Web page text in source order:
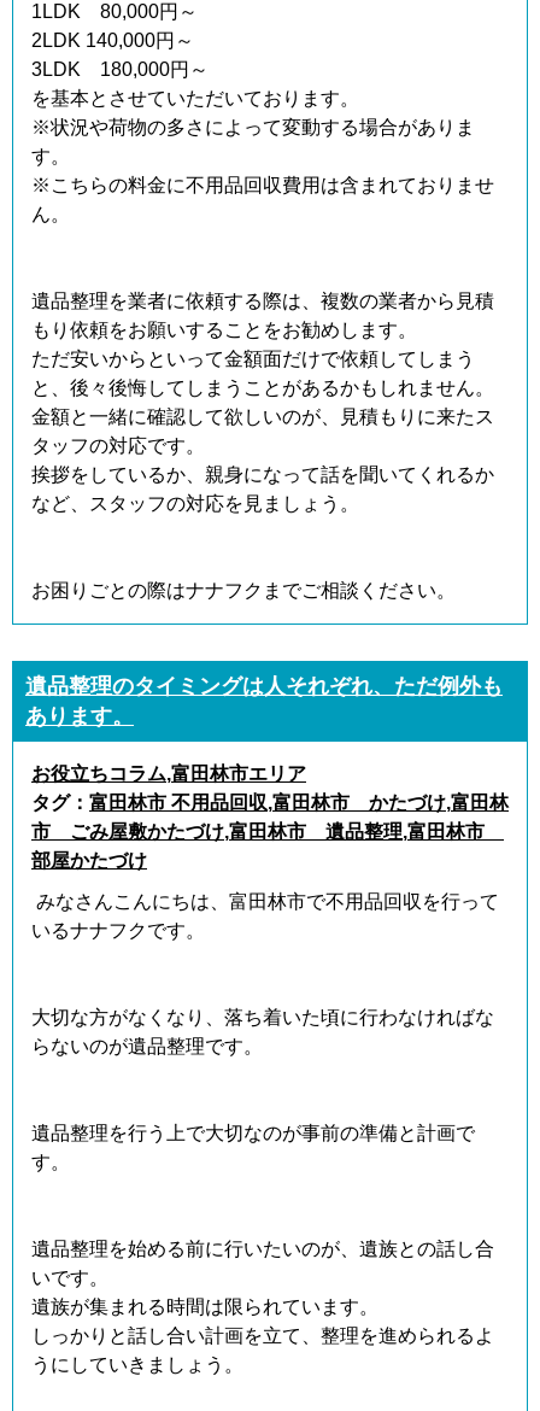
1LDK 80,000円～
2LDK 140,000円～
3LDK 180,000円～
を基本とさせていただいております。
※状況や荷物の多さによって変動する場合がありま
す。
※こちらの料金に不用品回収費用は含まれておりませ
ん。
遺品整理を業者に依頼する際は、複数の業者から見積
もり依頼をお願いすることをお勧めします。
ただ安いからといって金額面だけで依頼してしまう
と、後々後悔してしまうことがあるかもしれません。
金額と一緒に確認して欲しいのが、見積もりに来たス
タッフの対応です。
挨拶をしているか、親身になって話を聞いてくれるか
など、スタッフの対応を見ましょう。
お困りごとの際はナナフクまでご相談ください。
遺品整理のタイミングは人それぞれ、ただ例外も
あります。
お役立ちコラム,富田林市エリア
タグ： 富田林市 不用品回収,富田林市 かたづけ,富田林
市 ごみ屋敷かたづけ,富田林市 遺品整理,富田林市
部屋かたづけ
みなさんこんにちは、富田林市で不用品回収を行って
いるナナフクです。
大切な方がなくなり、落ち着いた頃に行わなければな
らないのが遺品整理です。
遺品整理を行う上で大切なのが事前の準備と計画で
す。
遺品整理を始める前に行いたいのが、遺族との話し合
いです。
遺族が集まれる時間は限られています。
しっかりと話し合い計画を立て、整理を進められるよ
うにしていきましょう。